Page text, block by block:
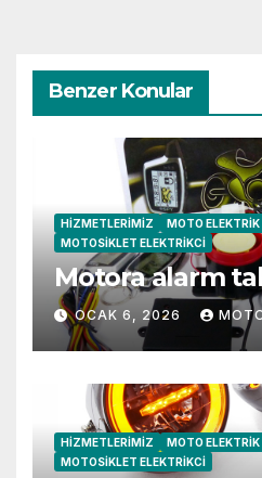
Benzer Konular
HIZMETLERIMIZ MOTO ELEKTRIK
MOTOSIKLET ELEKTRIKCI
Motora alarm
OCAK 6, 2026
HIZMETLERIMIZ MOTO ELEKTRIK
MOTOSIKLET ELEKTRIKCI